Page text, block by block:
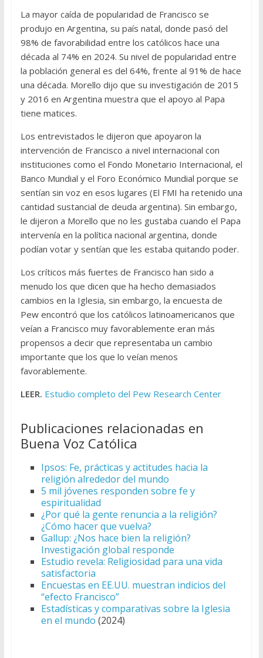
La mayor caída de popularidad de Francisco se
produjo en Argentina, su país natal, donde pasó del
98% de favorabilidad entre los católicos hace una
década al 74% en 2024. Su nivel de popularidad entre
la población general es del 64%, frente al 91% de hace
una década. Morello dijo que su investigación de 2015
y 2016 en Argentina muestra que el apoyo al Papa
tiene matices.
Los entrevistados le dijeron que apoyaron la
intervención de Francisco a nivel internacional con
instituciones como el Fondo Monetario Internacional, el
Banco Mundial y el Foro Económico Mundial porque se
sentían sin voz en esos lugares (El FMI ha retenido una
cantidad sustancial de deuda argentina). Sin embargo,
le dijeron a Morello que no les gustaba cuando el Papa
intervenía en la política nacional argentina, donde
podían votar y sentían que les estaba quitando poder.
Los críticos más fuertes de Francisco han sido a
menudo los que dicen que ha hecho demasiados
cambios en la Iglesia, sin embargo, la encuesta de
Pew encontró que los católicos latinoamericanos que
veían a Francisco muy favorablemente eran más
propensos a decir que representaba un cambio
importante que los que lo veían menos
favorablemente.
LEER. Estudio completo del Pew Research Center
Publicaciones relacionadas en
Buena Voz Católica
Ipsos: Fe, prácticas y actitudes hacia la
religión alrededor del mundo
5 mil jóvenes responden sobre fe y
espiritualidad
¿Por qué la gente renuncia a la religión?
¿Cómo hacer que vuelva?
Gallup: ¿Nos hace bien la religión?
Investigación global responde
Estudio revela: Religiosidad para una vida
satisfactoria
Encuestas en EE.UU. muestran indicios del
“efecto Francisco”
Estadísticas y comparativas sobre la Iglesia
en el mundo (2024)